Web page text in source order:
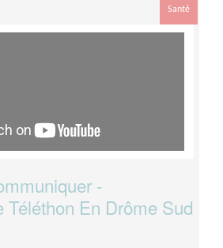
Santé
-
Téléthon En Drôme Sud